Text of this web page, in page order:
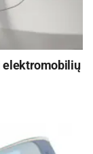
biblioteka
elektromobilių